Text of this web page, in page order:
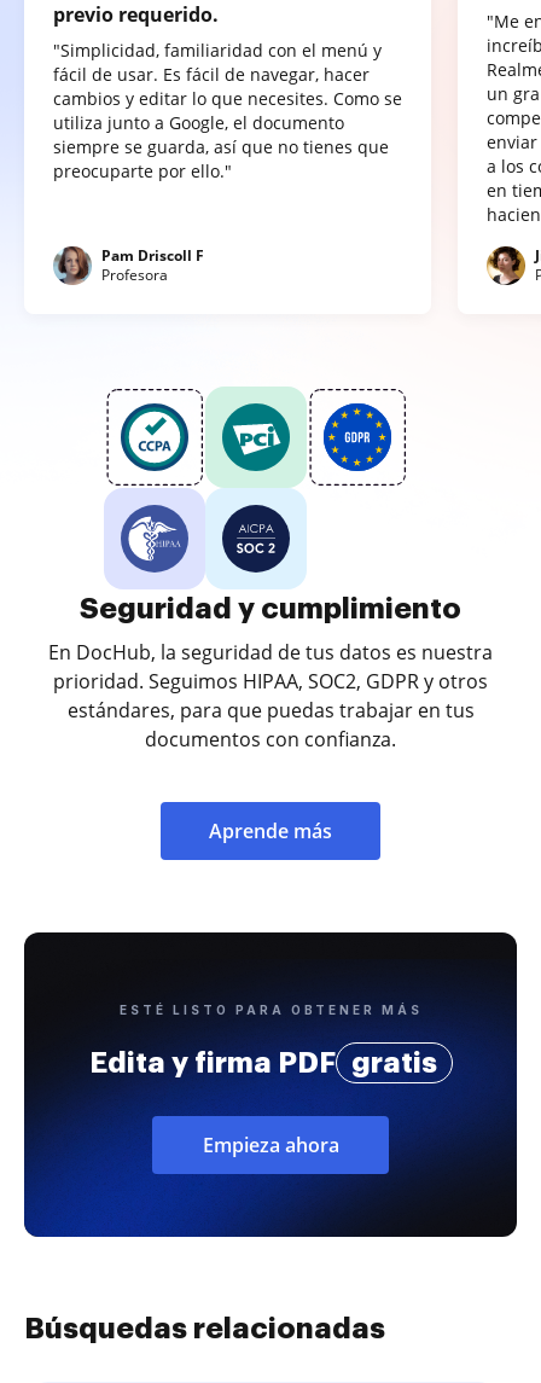
previo requerido.
"Simplicidad, familiaridad con el menú y
fácil de usar. Es fácil de navegar, hacer
cambios y editar lo que necesites. Como se
utiliza junto a Google, el documento
siempre se guarda, así que no tienes que
preocuparte por ello."
Pam Driscoll F
Profesora
"Me
un
a los
en
Seguridad y cumplimiento
En DocHub, la seguridad de tus datos es nuestra
prioridad. Seguimos HIPAA, SOC2, GDPR y otros
estándares, para que puedas trabajar en tus
documentos con confianza.
Aprende más
ESTÉ LISTO PARA OBTENER MÁS
Edita y firma PDF gratis
Empieza ahora
Búsquedas relacionadas